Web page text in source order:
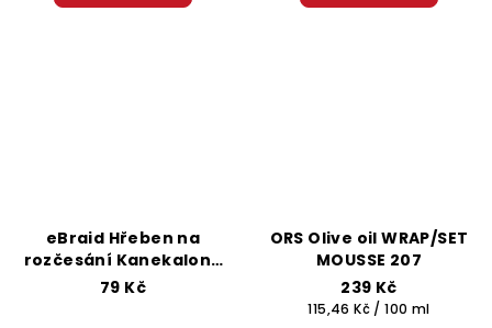
eBraid Hřeben na
rozčesání Kanekalonu
- Růžový
79 Kč
ORS Olive oil WRAP/SET
MOUSSE 207
239 Kč
Měrná
115,46 Kč / 100 ml